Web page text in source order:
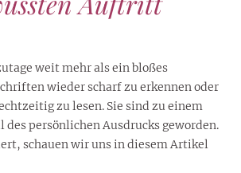
weit mehr als ein bloßes
wieder scharf zu erkennen oder
zu lesen. Sie sind zu einem
des persönlichen Ausdrucks geworden.
schauen wir uns in diesem Artikel